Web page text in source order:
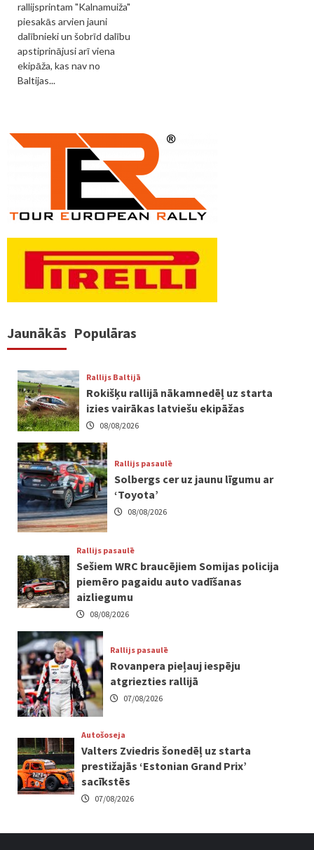
rallijsprintam "Kalnamuiža"
piesakās arvien jauni
dalībnieki un šobrīd dalību
apstiprinājusi arī viena
ekipāža, kas nav no
Baltijas...
Jaunākās Populāras
Rallijs Baltijā
Rokišķu rallijā nākamnedēļ uz starta
izies vairākas latviešu ekipāžas
08/08/2026
Rallijs pasaulē
Solbergs cer uz jaunu līgumu ar
‘Toyota’
08/08/2026
Rallijs pasaulē
Sešiem WRC braucējiem Somijas policija
piemēro pagaidu auto vadīšanas
aizliegumu
08/08/2026
Rallijs pasaulē
Rovanpera pieļauj iespēju
atgriezties rallijā
07/08/2026
Autošoseja
Valters Zviedris šonedēļ uz starta
prestižajās ‘Estonian Grand Prix’
sacīkstēs
07/08/2026